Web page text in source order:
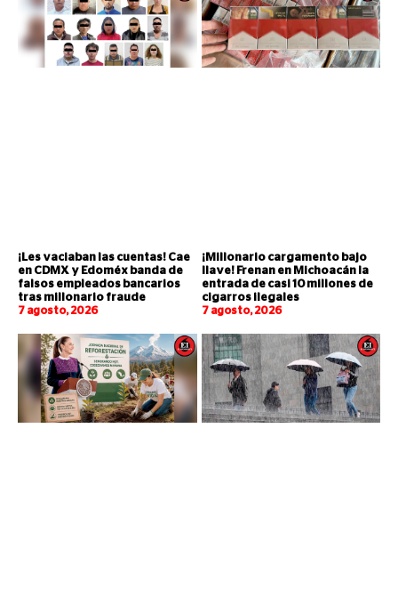
¡Les vaciaban las cuentas! Cae
en CDMX y Edoméx banda de
falsos empleados bancarios
tras millonario fraude
7 agosto, 2026
¡Millonario cargamento bajo
llave! Frenan en Michoacán la
entrada de casi 10 millones de
cigarros ilegales
7 agosto, 2026